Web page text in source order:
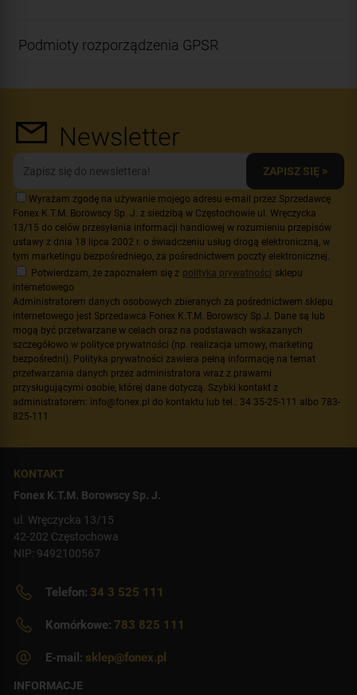
Podmioty rozporządzenia GPSR
Newsletter
ZAPISZ SIĘ >
Wyrażam zgodę na używanie mojego adresu e-mail przez Sprzedawcę
Fonex K.T.M. Borowscy Sp. J. z siedzibą w Częstochowie ul. Wręczycka
13/15 do celów przesyłania informacji handlowej w rozumieniu przepisów
ustawy z dnia 18 lipca 2002 r. o świadczeniu usług drogą elektroniczną, w
tym marketingu bezpośredniego, za pośrednictwem poczty elektronicznej.
Potwierdzam, że zapoznałem się z polityką prywatności sklepu
internetowego
Administratorem danych osobowych zbieranych za pośrednictwem sklepu
internetowego jest Sprzedawca Fonex K.T.M. Borowscy Sp.J. Dane są lub
mogą być przetwarzane w celach oraz na podstawach wskazanych
szczegółowo w polityce prywatności (np. realizacja umowy, marketing
bezpośredni). Polityka prywatności zawiera pełną informację na temat
przetwarzania danych przez administratora wraz z prawami
przysługującymi osobie, której dane dotyczą. Szybki kontakt z
administratorem: info@fonex.pl do kontaktu lub tel.: 34 35-25-111 albo 783-
825-111
KONTAKT
Fonex K.T.M. Borowscy Sp. J.
ul. Wręczycka 13/15
42-202 Częstochowa
NIP: 9492100567
Telefon: 34 3 525 111
Komórkowe: 783 825 111
E-mail: sklep@fonex.pl
INFORMACJE